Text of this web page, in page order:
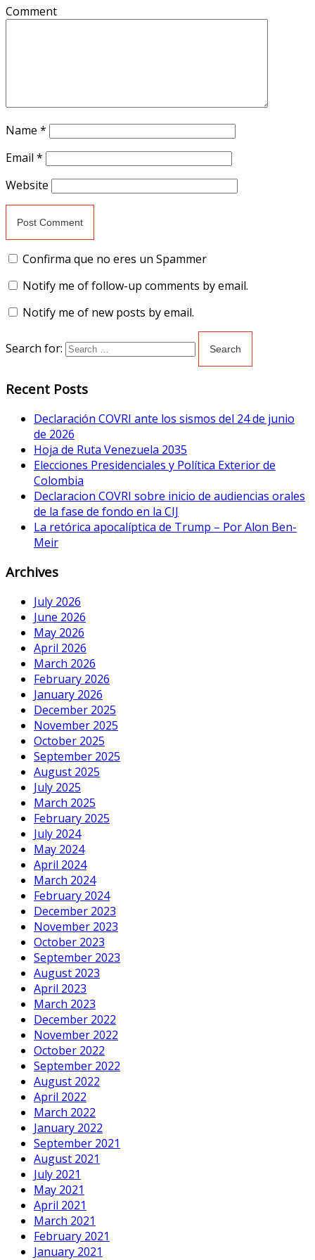
Comment
Name *
Email *
Website
Confirma que no eres un Spammer
Notify me of follow-up comments by email.
Notify me of new posts by email.
Search for:
Recent Posts
Declaración COVRI ante los sismos del 24 de junio
de 2026
Hoja de Ruta Venezuela 2035
Elecciones Presidenciales y Política Exterior de
Colombia
Declaracion COVRI sobre inicio de audiencias orales
de la fase de fondo en la CIJ
La retórica apocalíptica de Trump – Por Alon Ben-
Meir
Archives
July 2026
June 2026
May 2026
April 2026
March 2026
February 2026
January 2026
December 2025
November 2025
October 2025
September 2025
August 2025
July 2025
March 2025
February 2025
July 2024
May 2024
April 2024
March 2024
February 2024
December 2023
November 2023
October 2023
September 2023
August 2023
April 2023
March 2023
December 2022
November 2022
October 2022
September 2022
August 2022
April 2022
March 2022
January 2022
September 2021
August 2021
July 2021
May 2021
April 2021
March 2021
February 2021
January 2021